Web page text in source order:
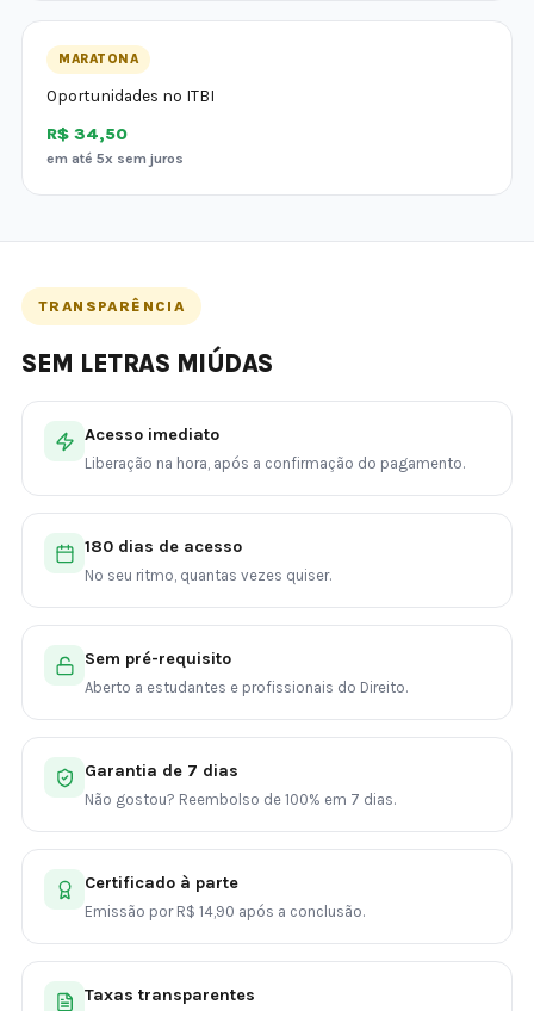
MARATONA
Oportunidades no ITBI
R$ 34,50
em até 5x sem juros
TRANSPARÊNCIA
SEM LETRAS MIÚDAS
Acesso imediato
Liberação na hora, após a confirmação do pagamento.
180 dias de acesso
No seu ritmo, quantas vezes quiser.
Sem pré-requisito
Aberto a estudantes e profissionais do Direito.
Garantia de 7 dias
Não gostou? Reembolso de 100% em 7 dias.
Certificado à parte
Emissão por R$ 14,90 após a conclusão.
Taxas transparentes